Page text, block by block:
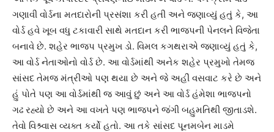
ગણાવી વોર્ડના મતદારોની પ્રસંશા કરી હતી અને જણાવ્યું હતું કે, આ
વોર્ડ હવે ખૂબ વધુ ટકાવારી સાથે મતદાન કરી ભાજપની પેનલને વિજેતા
બનાવે છે. શહેર ભાજપ પ્રમુખ ડો. વિમલ કગથરાએ જણાવ્યું હતું કે,
આ વોર્ડ નેતાઓનો વોર્ડ છે. આ વોર્ડમાંથી અનેક શહેર પ્રમુખો તેમજ
સાંસદ તેમજ મંત્રીઓ પણ થયા છે અને જે અહીં વસવાટ કરે છે અને
હું પોતે પણ આ વોર્ડમાંથી જ આવું છું અને આ વોર્ડ હંમેશા ભાજપનો
ગઢ રહ્યો છે અને આ વખતે પણ ભાજપને જંગી બહુમતિથી જીતાડશે.
તેવો વિશ્ર્વાસ વ્યક્ત કર્યો હતો. આ તકે સાંસદ પૂનમબેન માડમે